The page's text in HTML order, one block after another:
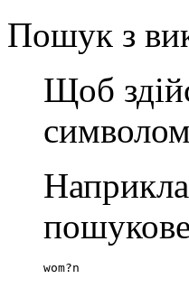
Пошук з
Щоб
wom?n